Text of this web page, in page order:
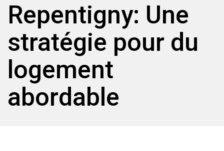
Repentigny: Une
stratégie pour du
logement
abordable